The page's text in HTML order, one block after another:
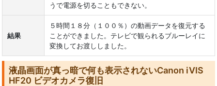
うで電源を切ることもできない。
結果
５時間１８分（１００％）の動画データを復元する
ことができました。テレビで観られるブルーレイに
変換してお渡ししました。
液晶画面が真っ暗で何も表示されないCanon iVIS
HF20 ビデオカメラ復旧